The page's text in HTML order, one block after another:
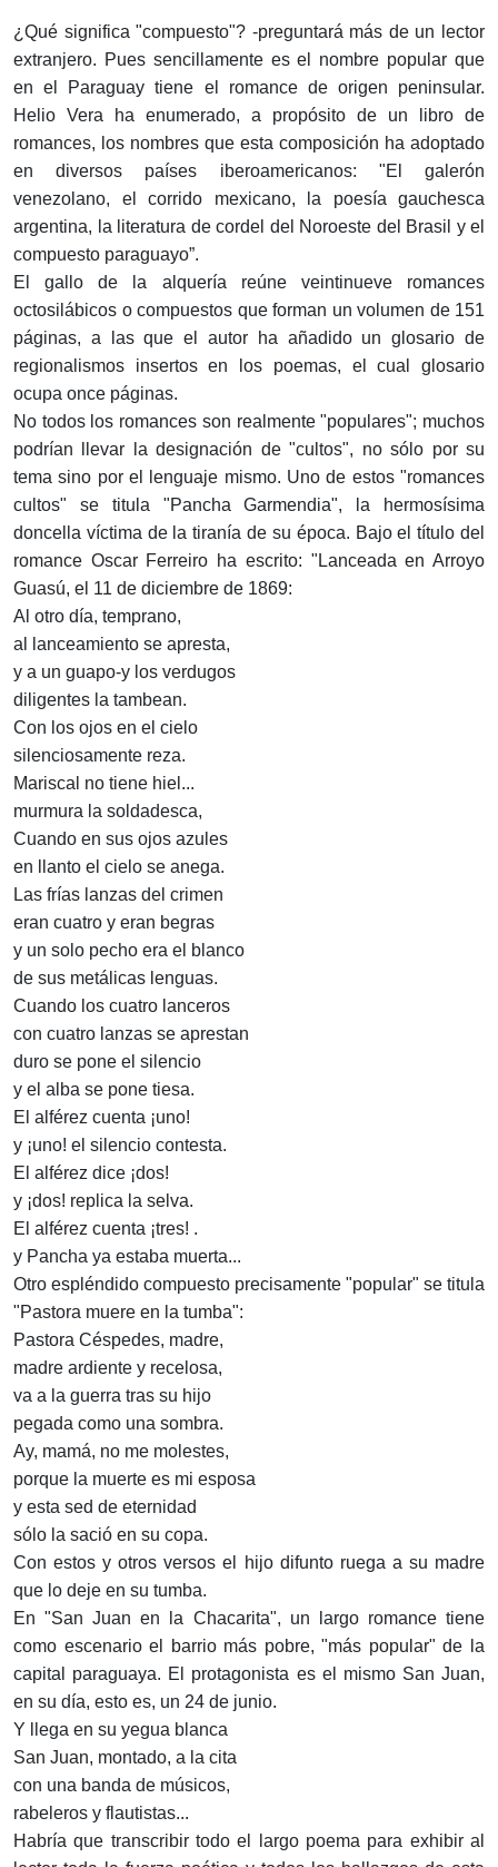
¿Qué significa "compuesto"? -preguntará más de un lector
extranjero. Pues sencillamente es el nombre popular que
en el Paraguay tiene el romance de origen peninsular.
Helio Vera ha enumerado, a propósito de un libro de
romances, los nombres que esta composición ha adoptado
en diversos países iberoamericanos: "El galerón
venezolano, el corrido mexicano, la poesía gauchesca
argentina, la literatura de cordel del Noroeste del Brasil y el
compuesto paraguayo”.
El gallo de la alquería reúne veintinueve romances
octosilábicos o compuestos que forman un volumen de 151
páginas, a las que el autor ha añadido un glosario de
regionalismos insertos en los poemas, el cual glosario
ocupa once páginas.
No todos los romances son realmente "populares"; muchos
podrían llevar la designación de "cultos", no sólo por su
tema sino por el lenguaje mismo. Uno de estos "romances
cultos" se titula "Pancha Garmendia", la hermosísima
doncella víctima de la tiranía de su época. Bajo el título del
romance Oscar Ferreiro ha escrito: "Lanceada en Arroyo
Guasú, el 11 de diciembre de 1869:
Al otro día, temprano,
al lanceamiento se apresta,
y a un guapo-y los verdugos
diligentes la tambean.
Con los ojos en el cielo
silenciosamente reza.
Mariscal no tiene hiel...
murmura la soldadesca,
Cuando en sus ojos azules
en llanto el cielo se anega.
Las frías lanzas del crimen
eran cuatro y eran begras
y un solo pecho era el blanco
de sus metálicas lenguas.
Cuando los cuatro lanceros
con cuatro lanzas se aprestan
duro se pone el silencio
y el alba se pone tiesa.
El alférez cuenta ¡uno!
y ¡uno! el silencio contesta.
El alférez dice ¡dos!
y ¡dos! replica la selva.
El alférez cuenta ¡tres! .
y Pancha ya estaba muerta...
Otro espléndido compuesto precisamente "popular" se titula
"Pastora muere en la tumba":
Pastora Céspedes, madre,
madre ardiente y recelosa,
va a la guerra tras su hijo
pegada como una sombra.
Ay, mamá, no me molestes,
porque la muerte es mi esposa
y esta sed de eternidad
sólo la sació en su copa.
Con estos y otros versos el hijo difunto ruega a su madre
que lo deje en su tumba.
En "San Juan en la Chacarita", un largo romance tiene
como escenario el barrio más pobre, "más popular" de la
capital paraguaya. El protagonista es el mismo San Juan,
en su día, esto es, un 24 de junio.
Y llega en su yegua blanca
San Juan, montado, a la cita
con una banda de músicos,
rabeleros y flautistas...
Habría que transcribir todo el largo poema para exhibir al